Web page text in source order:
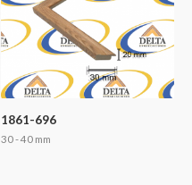
1861-696
30 - 40 mm